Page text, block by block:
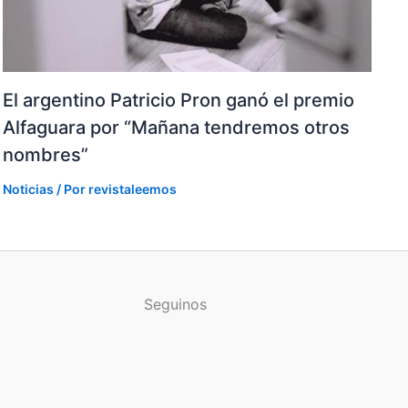
El argentino Patricio Pron ganó el premio
Alfaguara por “Mañana tendremos otros
nombres”
Noticias / Por revistaleemos
Seguinos